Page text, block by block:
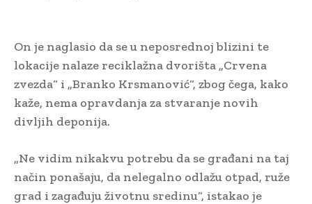
On je naglasio da se u neposrednoj blizini te
lokacije nalaze reciklažna dvorišta „Crvena
zvezda“ i „Branko Krsmanović“, zbog čega, kako
kaže, nema opravdanja za stvaranje novih
divljih deponija.
„Ne vidim nikakvu potrebu da se građani na taj
način ponašaju, da nelegalno odlažu otpad, ruže
grad i zagađuju životnu sredinu“, istakao je